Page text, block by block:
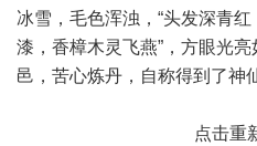
冰雪，毛色浑浊，“头发深青
漆，香樟木灵飞燕”，方眼光
邑，苦心炼丹，自称得到了神
点击重